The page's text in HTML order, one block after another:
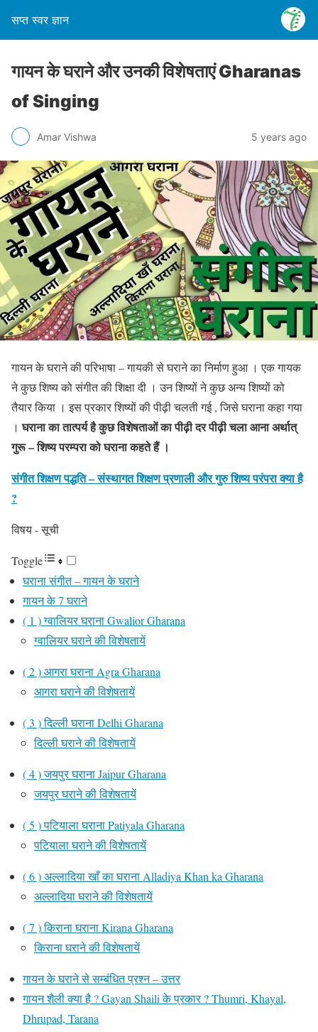
सप्त स्वर ज्ञान
गायन के घराने और उनकी विशेषताएं Gharanas
of Singing
Amar Vishwa 5 years ago
गायन के घराने की परिभाषा – गायकी से घराने का निर्माण हुआ । एक गायक
ने कुछ शिष्य को संगीत की शिक्षा दी । उन शिष्यों ने कुछ अन्य शिष्यों को
तैयार किया । इस प्रकार शिष्यों की पीढ़ी चलती गई , जिसे घराना कहा गया
।घराना का तात्पर्य है कुछ विशेषताओं का पीढ़ी दर पीढ़ी चला आना अर्थात्
गुरू – शिष्य परम्परा को घराना कहते हैं ।
संगीत शिक्षण पद्धति – संस्थागत शिक्षण प्रणाली और गुरु शिष्य परंपरा क्या है
?
विषय - सूची
Toggle
घराना संगीत – गायन के घराने
गायन के 7 घराने
( 1 ) ग्वालियर घराना Gwalior Gharana
ग्वालियर घराने की विशेषतायें
( 2 ) आगरा घराना Agra Gharana
आगरा घराने की विशेषतायें
( 3 ) दिल्ली घराना Delhi Gharana
दिल्ली घराने की विशेषतायें
( 4 ) जयपुर घराना Jaipur Gharana
जयपुर घराने की विशेषतायें
( 5 ) पटियाला घराना Patiyala Gharana
पटियाला घराने की विशेषतायें
( 6 ) अल्लादिया खाँ का घराना Alladiya Khan ka Gharana
अल्लादिया घराने की विशेषतायें
( 7 ) किराना घराना Kirana Gharana
किराना घराने की विशेषतायें
गायन के घराने से सम्बंधित प्रश्न – उत्तर
गायन शैली क्या है ? Gayan Shaili के प्रकार ? Thumri, Khayal,
Dhrupad, Tarana